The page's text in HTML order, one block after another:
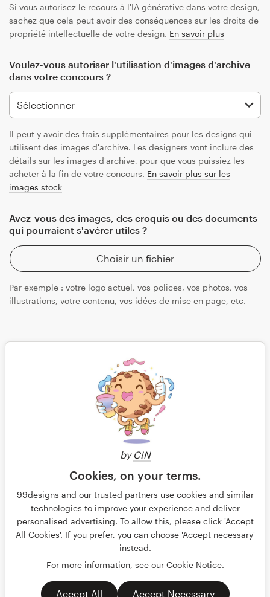
by C!N
Cookies, on your terms.
99designs and our trusted partners use cookies and similar
technologies to improve your experience and deliver
personalised advertising. To allow this, please click 'Accept
All Cookies'. If you prefer, you can choose 'Accept necessary'
instead.
For more information, see our Cookie Notice.
Accept All Accept Necessary
Si vous autorisez le recours à l'IA générative dans votre design,
sachez que cela peut avoir des conséquences sur les droits de
propriété intellectuelle de votre design. En savoir plus
Voulez-vous autoriser l'utilisation d'images d'archive
dans votre concours ?
Il peut y avoir des frais supplémentaires pour les designs qui
utilisent des images d'archive. Les designers vont inclure des
détails sur les images d'archive, pour que vous puissiez les
acheter à la fin de votre concours. En savoir plus sur les
images stock
Avez-vous des images, des croquis ou des documents
qui pourraient s'avérer utiles ?
Choisir un fichier
Par exemple : votre logo actuel, vos polices, vos photos, vos
illustrations, votre contenu, vos idées de mise en page, etc.
Enregistrer
Continuer
© 99designs
Conditions générales
Mentions légales
English